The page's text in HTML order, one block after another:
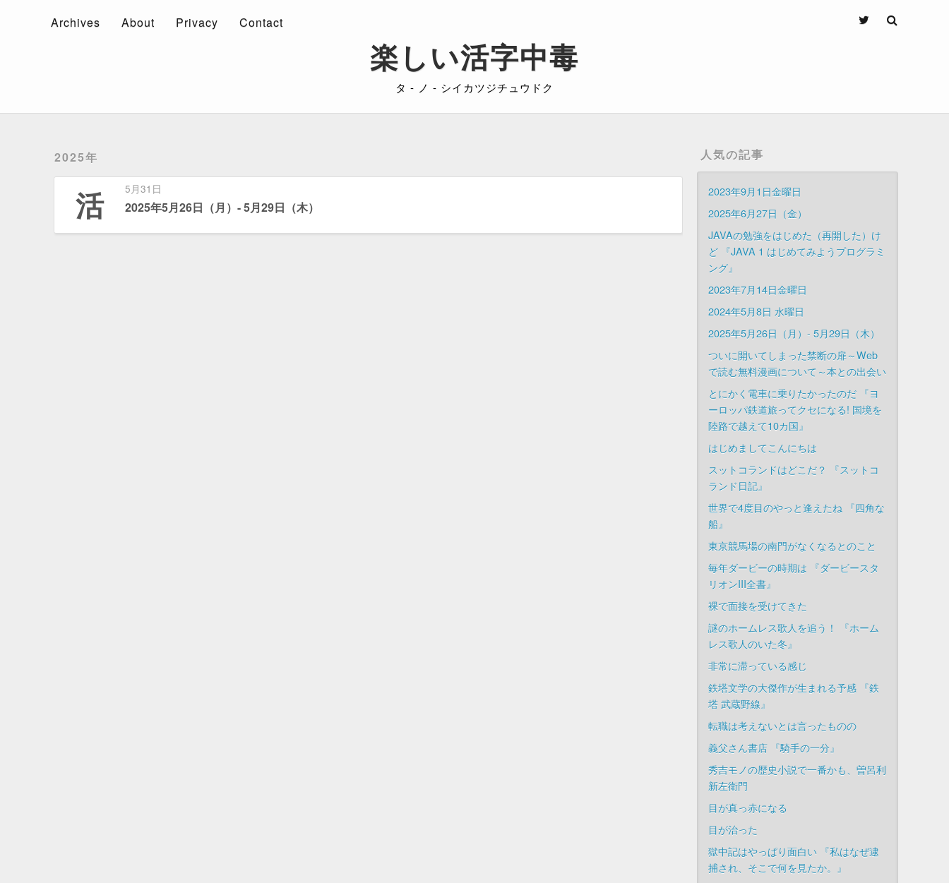
楽しい活字中毒
タ - ノ - シイカツジチュウドク
Archives About Privacy Contact
2025年
活 5月31日
2025年5月26日（月）- 5月29日（木）
人気の記事
2023年9月1日金曜日
2025年6月27日（金）
JAVAの勉強をはじめた（再開した）け
ど 『JAVA 1 はじめてみようプログラミ
ング』
2023年7月14日金曜日
2024年5月8日 水曜日
2025年5月26日（月）- 5月29日（木）
ついに開いてしまった禁断の扉～Web
で読む無料漫画について～本との出会い
とにかく電車に乗りたかったのだ 『ヨ
ーロッパ鉄道旅ってクセになる! 国境を
陸路で越えて10カ国』
はじめましてこんにちは
スットコランドはどこだ？ 『スットコ
ランド日記』
世界で4度目のやっと逢えたね 『四角な
船』
東京競馬場の南門がなくなるとのこと
毎年ダービーの時期は 『ダービースタ
リオンIII全書』
裸で面接を受けてきた
謎のホームレス歌人を追う！ 『ホーム
レス歌人のいた冬』
非常に滞っている感じ
鉄塔文学の大傑作が生まれる予感 『鉄
塔 武蔵野線』
転職は考えないとは言ったものの
義父さん書店 『騎手の一分』
秀吉モノの歴史小説で一番かも、曽呂利
新左衛門
目が真っ赤になる
目が治った
獄中記はやっぱり面白い 『私はなぜ逮
捕され、そこで何を見たか。』